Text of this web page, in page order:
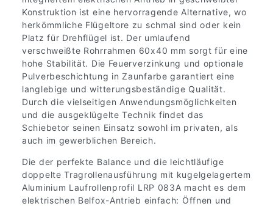
Konstruktion ist eine hervorragende Alternative, wo
herkömmliche Flügeltore zu schmal sind oder kein
Platz für Drehflügel ist. Der umlaufend
verschweißte Rohrrahmen 60x40 mm sorgt für eine
hohe Stabilität. Die Feuerverzinkung und optionale
Pulverbeschichtung in Zaunfarbe garantiert eine
langlebige und witterungsbeständige Qualität.
Durch die vielseitigen Anwendungsmöglichkeiten
und die ausgeklügelte Technik findet das
Schiebetor seinen Einsatz sowohl im privaten, als
auch im gewerblichen Bereich.
Die der perfekte Balance und die leichtläufige
doppelte Tragrollenausführung mit kugelgelagertem
Aluminium Laufrollenprofil LRP 083A macht es dem
elektrischen Belfox-Antrieb einfach: Öffnen und